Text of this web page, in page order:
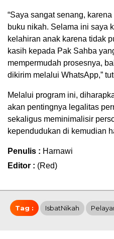
“Saya sangat senang,
buku nikah. Selama ini saya
kelahiran anak karena tidak
kasih kepada Pak Sahba
mempermudah prosesnya,
dikirim melalui WhatsApp,”
Melalui program ini,
akan pentingnya legalitas
sekaligus meminimalisir
kependudukan di kemudian
Penulis : Harnawi
Editor : (Red)
Tag : IsbatNikah